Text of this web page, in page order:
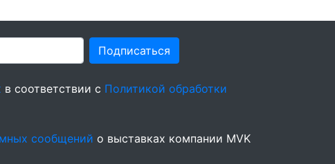
Подписаться
в соответствии с Политикой обработки
сообщений о выставках компании MVK